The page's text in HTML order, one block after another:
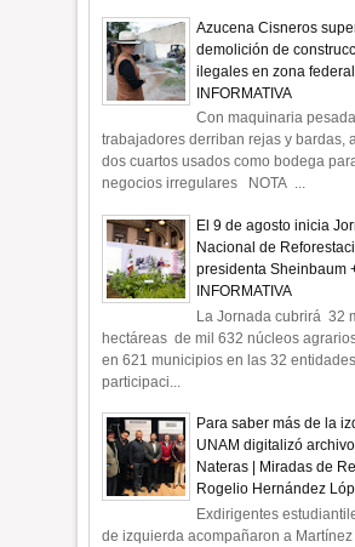
Azucena Cisneros
demolición de
ilegales en zona federal
INFORMATIVA
Con maquinaria
trabajadores derriban rejas y bardas,
dos cuartos usados como bodega
negocios irregulares NOTA ...
El 9 de agosto inicia
Nacional de
presidenta Sheinbaum
INFORMATIVA
La Jornada cubrirá 32
hectáreas de mil 632 núcleos
en 621 municipios en las 32
participaci...
Para saber más de la
UNAM digitalizó
Nateras | Miradas de
Rogelio Hernández
Exdirigentes
de izquierda acompañaron a